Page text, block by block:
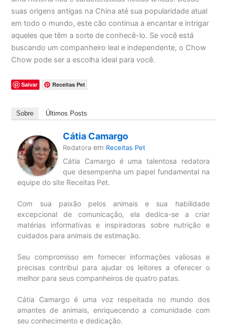
suas origens antigas na China até sua popularidade atual
em todo o mundo, este cão continua a encantar e intrigar
aqueles que têm a sorte de conhecê-lo. Se você está
buscando um companheiro leal e independente, o Chow
Chow pode ser a escolha ideal para você.
Salvar Receitas Pet
Sobre Últimos Posts
Cátia Camargo
Redatora em Receitas Pet
Cátia Camargo é uma talentosa redatora
que desempenha um papel fundamental na
equipe do site Receitas Pet.
Com sua paixão pelos animais e sua habilidade
excepcional de comunicação, ela dedica-se a criar
matérias informativas e inspiradoras sobre nutrição e
cuidados para animais de estimação.
Seu compromisso em fornecer informações valiosas e
precisas contribui para ajudar os leitores a oferecer o
melhor para seus companheiros de quatro patas.
Cátia Camargo é uma voz respeitada no mundo dos
amantes de animais, enriquecendo a comunidade com
seu conhecimento e dedicação.